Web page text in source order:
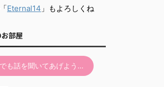
く
い。
Eternal14 」もよろしくね
部屋
も話を聞いてあげよう…